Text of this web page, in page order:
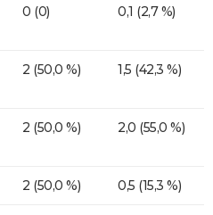
0 (0) 0,1 (2,7 %)
2 (50,0 %) 1,5 (42,3 %)
2 (50,0 %) 2,0 (55,0 %)
2 (50,0 %) 0,5 (15,3 %)